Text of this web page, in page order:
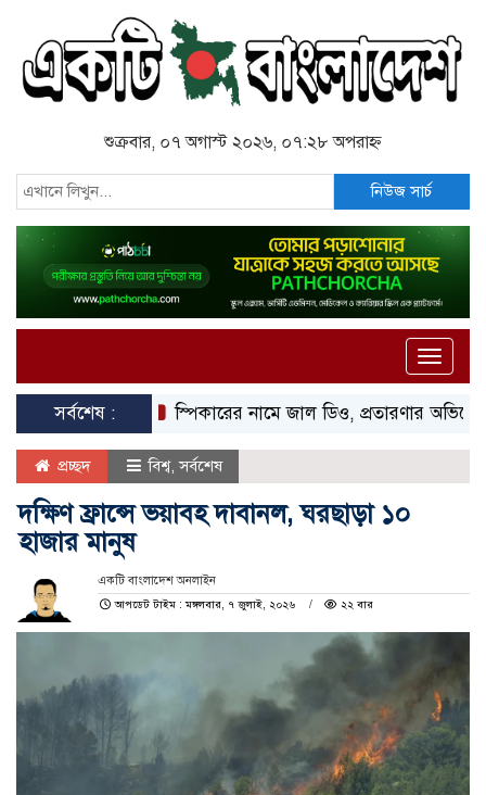
শুক্রবার, ০৭ অগাস্ট ২০২৬, ০৭:২৮ অপরাহ্ন
নিউজ সার্চ
Toggle
সর্বশেষ :
স্পিকারের নামে জাল ডিও, প্রতারণার অভিযোগে
প্রচ্ছদ বিশ্ব,সর্বশেষ
দক্ষিণ ফ্রান্সে ভয়াবহ দাবানল, ঘরছাড়া ১০
হাজার মানুষ
একটি বাংলাদেশ অনলাইন
আপডেট টাইম : মঙ্গলবার, ৭ জুলাই, ২০২৬
২২ বার